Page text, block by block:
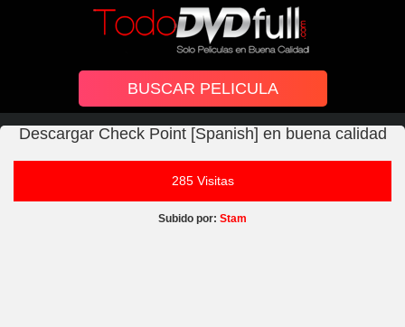
Descargar Check Point [Spanish] en buena calidad
285 Visitas
Subido por: Stam